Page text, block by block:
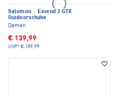
Salomon · Extend 2 GTX
Outdoorschuhe
Damen
€ 139,99
UVP* € 159,99